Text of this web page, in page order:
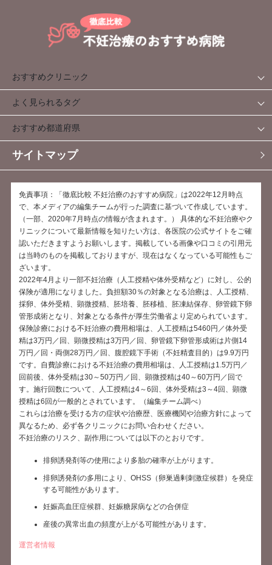
おすすめクリニック
よく見られるタグ
おすすめ都道府県
サイトマップ
免責事項：「徹底比較 不妊治療のおすすめ病院」は2022年12月時点
で、本メディアの編集チームが行った調査に基づいて作成しています。
（一部、2020年7月時点の情報が含まれます。） 具体的な不妊治療やク
リニックについて最新情報を知りたい方は、各医院の公式サイトをご確
認いただきますようお願いします。掲載している画像や口コミの引用元
は当時のものを掲載しておりますが、現在はなくなっている可能性もご
ざいます。
2022年4月より一部不妊治療（人工授精や体外受精など）に対し、公的
保険が適用になりました。負担額30％の対象となる治療は、人工授精、
採卵、体外受精、顕微授精、胚培養、胚移植、胚凍結保存、卵管鏡下卵
管形成術となり、対象となる条件が厚生労働省より定められています。
保険診療における不妊治療の費用相場は、人工授精は5460円／体外受
精は3万円／回、顕微授精は3万円／回、卵管鏡下卵管形成術は片側14
万円／回・両側28万円／回、腹腔鏡下手術（不妊精査目的）は9.9万円
です。自費診療における不妊治療の費用相場は、人工授精は1.5万円／
回前後、体外受精は30～50万円／回、顕微授精は40～60万円／回で
す。施行回数について、人工授精は4～6回、体外受精は3～4回、顕微
授精は6回が一般的とされています。（編集チーム調べ）
これらは治療を受ける方の症状や治療歴、医療機関や治療方針によって
異なるため、必ず各クリニックにお問い合わせください。
不妊治療のリスク、副作用については以下のとおりです。
排卵誘発剤等の使用により多胎の確率が上がります。
排卵誘発剤の多用により、OHSS（卵巣過剰刺激症候群）を発症
する可能性があります。
妊娠高血圧症候群、妊娠糖尿病などの合併症
産後の異常出血の頻度が上がる可能性があります。
運営者情報